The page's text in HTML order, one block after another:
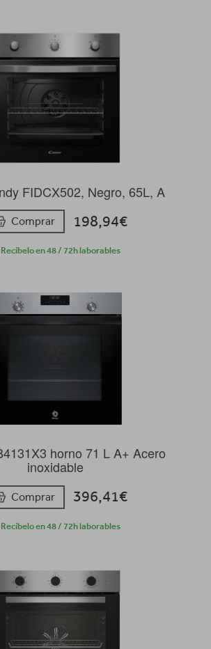
FIDCX502, Negro, 65L, A
Comprar 198,94€
en 48 / 72h laborables
horno 71 L A+ Acero
inoxidable
Comprar 396,41€
en 48 / 72h laborables